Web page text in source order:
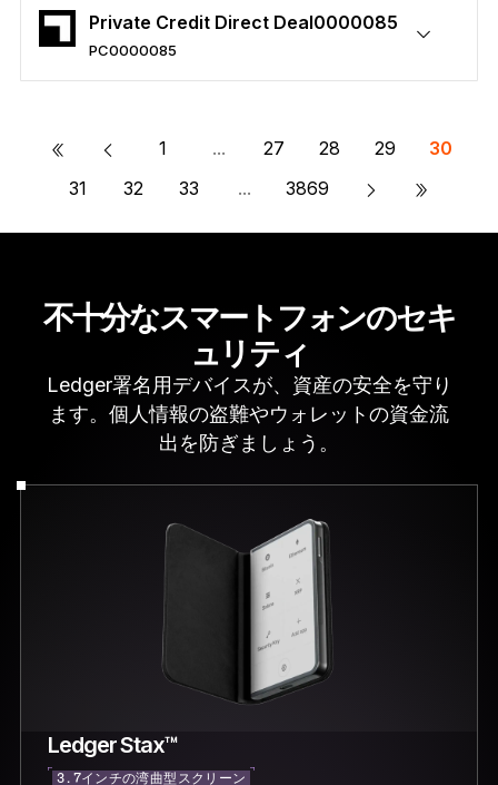
Private Credit Direct Deal0000085
PC0000085
送付/受け取り
購入
スワップ
ステーキング
サードパーティウォレットに対応
PC0000085を安全に保護
« 1 ... 27 28 29
30
31
32 33 ... 3869 »
不十分なスマートフォンのセキ
ュリティ
Ledger署名用デバイスが、資産の安全を守り
ます。個人情報の盗難やウォレットの資金流
出を防ぎましょう。
Ledger Stax™
3.7インチの湾曲型スクリーン